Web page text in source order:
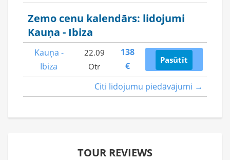
Zemo cenu kalendārs: lidojumi
Kauņa - Ibiza
Citi lidojumu piedāvājumi →
Kauņa -
Ibiza
22.09
Otr
138
€
Pasūtīt
TOUR REVIEWS